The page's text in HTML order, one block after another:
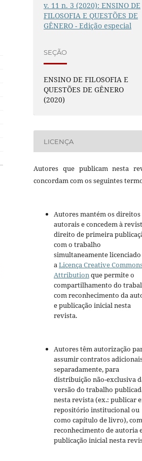
v. 11 n. 3 (2020): ENSINO DE
FILOSOFIA E QUESTÕES DE
GÊNERO - Edição especial
SEÇÃO
ENSINO DE FILOSOFIA E
QUESTÕES DE GÊNERO
(2020)
LICENÇA
Autores que publicam nesta
concordam com os seguintes
Autores mantém os direitos
autorais e concedem à
direito de primeira
com o trabalho
simultaneamente
aLicença Creative
Attributionque permite o
compartilhamento do
com reconhecimento da
e publicação inicial nesta
revista.
Autores têm autorização
assumir contratos
separadamente, para
distribuição não-exclusiva
versão do trabalho
nesta revista (ex.: publicar
repositório institucional ou
como capítulo de livro), com
reconhecimento de autoria
publicação inicial nesta